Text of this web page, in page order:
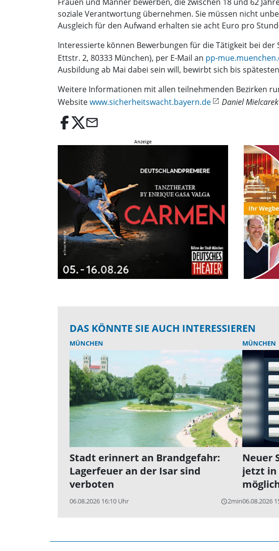
soziale Verantwortung übernehmen. Sie müssen nicht
Ausgleich für den Aufwand erhalten sie acht Euro pro
Interessierte können Bewerbungen für die Tätigkeit bei
Ettstr. 2, 80333 München), per E-Mail an pp-
Ausbildung ab Mai dabei sein will, bewirbt sich bis
Weitere Informationen mit allen teilnehmenden Bezirken
Websitewww.sicherheitswacht.bayern.de Daniel Mielcarek
email
DAS KÖNNTE SIE AUCH INTERESSIEREN
MÜNCHEN
Stadt erinnert an Brandgefahr:
Lagerfeuer an der Isar sind
verboten
06.08.2026 16:10 Uhr query_builder2min
MÜNCHEN
Neuer
jetzt in
06.08.2026